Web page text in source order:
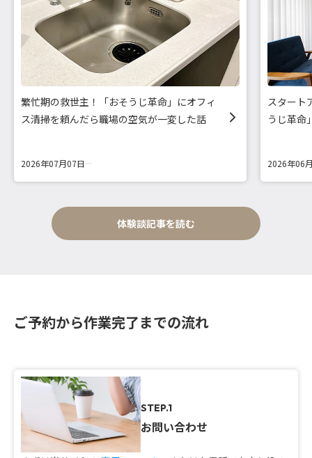
繁忙期の救世主！「おそうじ革命」にオフィ
ス清掃を頼んだら職場の空気が一変した話
2026年07月07日
スタート
うじ革命
2026年06
体験談記事を読む
ご予約から作業完了までの流れ
STEP.1
お問い合わせ